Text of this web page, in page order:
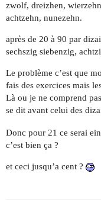
zwolf, dreizhen,
achtzehn, nunezehn.
après de 20 à 90 par
sechszig siebenzig,
Le problème c’est que
fais des exercices mais
Là ou je ne comprend
se dit avant celui des
Donc pour 21 ce serai
c’est bien ça ?
et ceci jusqu’a cent ?